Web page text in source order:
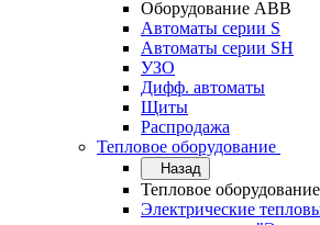
Оборудование АВВ
Автоматы серии S
Автоматы серии SH
УЗО
Дифф. автоматы
Щиты
Распродажа
Тепловое оборудование
Назад
Тепловое оборудование
Электрические